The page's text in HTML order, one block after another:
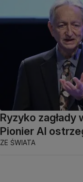
Ryzyko
Pionier AI
ZE ŚWIATA